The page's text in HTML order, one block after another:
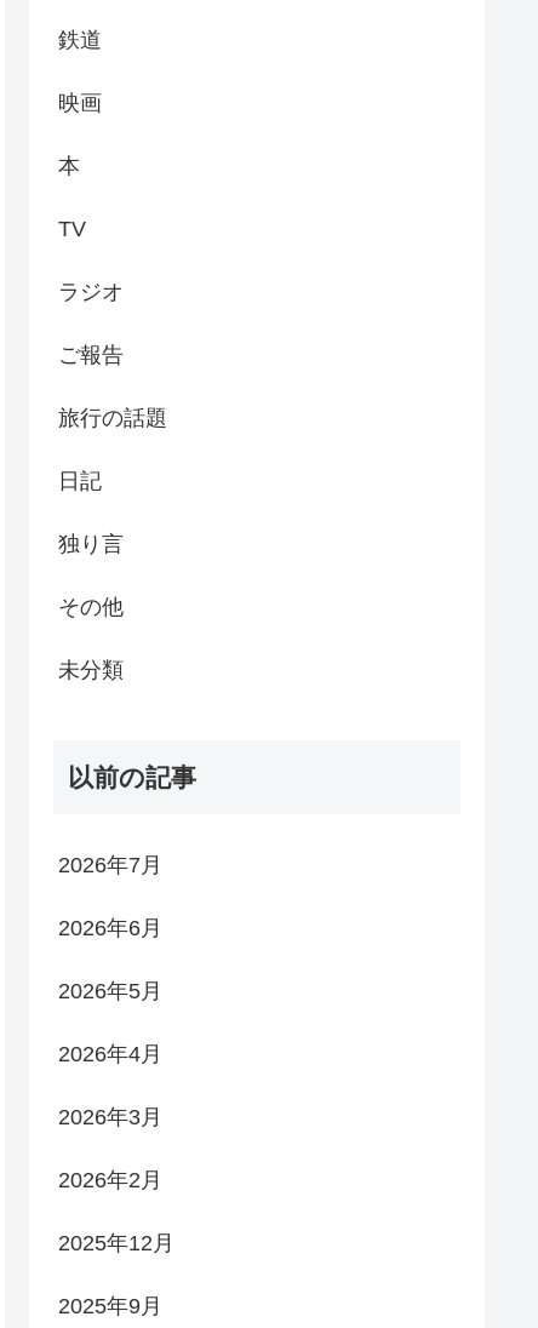
鉄道
映画
本
TV
ラジオ
ご報告
旅行の話題
日記
独り言
その他
未分類
以前の記事
2026年7月
2026年6月
2026年5月
2026年4月
2026年3月
2026年2月
2025年12月
2025年9月